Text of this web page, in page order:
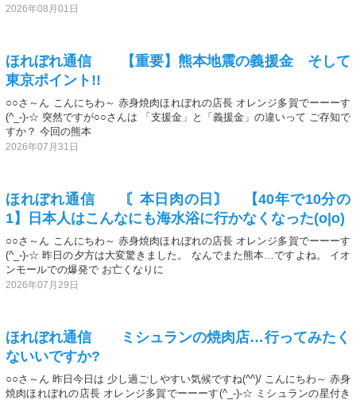
2026年08月01日
ほれぼれ通信 【重要】熊本地震の義援金 そして
東京ポイント!!
○○さ～ん こんにちわ～ 赤身焼肉ほれぼれの店長 オレンジ多賀でーーーす
(^_-)-☆ 突然ですが○○さんは 「支援金」と「義援金」の違いって ご存知で
すか？ 今回の熊本
2026年07月31日
ほれぼれ通信 〘本日肉の日〙 【40年で10分の
1】日本人はこんなにも海水浴に行かなくなった(o|o)
○○さ～ん こんにちわ～ 赤身焼肉ほれぼれの店長 オレンジ多賀でーーーす
(^_-)-☆ 昨日の夕方は大変驚きました。 なんでまた熊本…ですよね。 イオ
ンモールでの爆発で お亡くなりに
2026年07月29日
ほれぼれ通信 ミシュランの焼肉店…行ってみたく
ないいですか?
○○さ～ん 昨日今日は 少し過ごしやすい気候ですね(^^)/ こんにちわ～ 赤身
焼肉ほれぼれの店長 オレンジ多賀でーーーす(^_-)-☆ ミシュランの星付き